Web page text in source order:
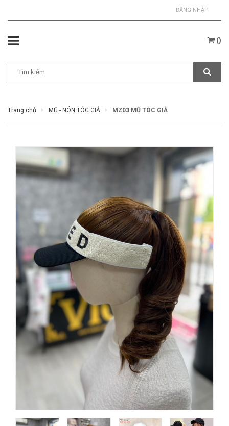
ĐĂNG NHẬP
()
Trang chủ MŨ - NÓN TÓC GIẢ MZ03 MŨ TÓC GIẢ